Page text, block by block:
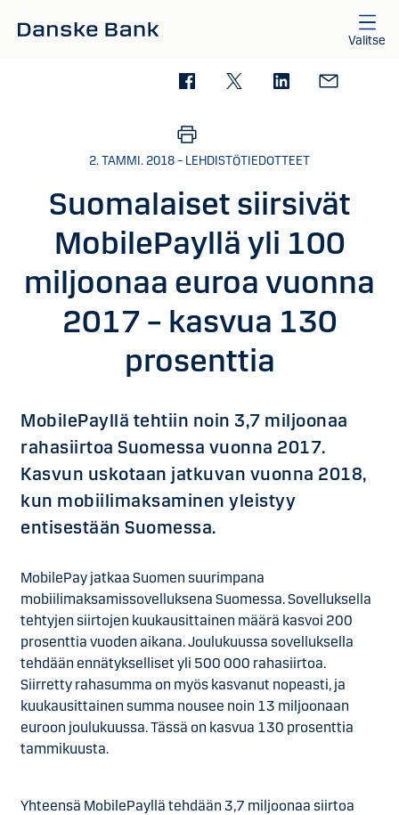
Valitse
2. TAMMI. 2018 – LEHDISTÖTIEDOTTEET
Suomalaiset siirsivät
MobilePayllä yli 100
miljoonaa euroa vuonna
2017 – kasvua 130
prosenttia
MobilePayllä tehtiin noin 3,7 miljoonaa
rahasiirtoa Suomessa vuonna 2017.
Kasvun uskotaan jatkuvan vuonna 2018,
kun mobiilimaksaminen yleistyy
entisestään Suomessa.
MobilePay jatkaa Suomen suurimpana
mobiilimaksamissovelluksena Suomessa. Sovelluksella
tehtyjen siirtojen kuukausittainen määrä kasvoi 200
prosenttia vuoden aikana. Joulukuussa sovelluksella
tehdään ennätykselliset yli 500 000 rahasiirtoa.
Siirretty rahasumma on myös kasvanut nopeasti, ja
kuukausittainen summa nousee noin 13 miljoonaan
euroon joulukuussa. Tässä on kasvua 130 prosenttia
tammikuusta.
Yhteensä MobilePayllä tehdään 3,7 miljoonaa siirtoa